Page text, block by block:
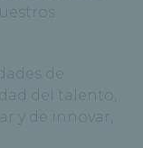
de
del talento,
y de innovar,